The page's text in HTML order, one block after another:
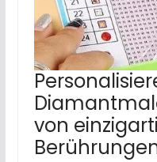
von